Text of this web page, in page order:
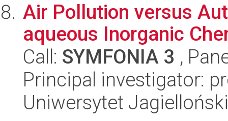
Air Pollution versus
aqueous Inorganic
Call: SYMFONIA 3 ,
Principal investigator:
Uniwersytet